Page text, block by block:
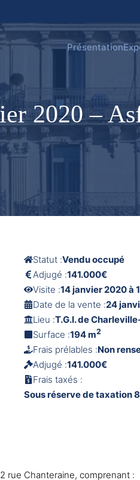
Présentation
2020 –
Statut :Vendu occupé
Adjugé :141.000€
Visite :14 janvier 2020 à
Date de la vente :24
Lieu :T.G.I. de
Surface :194 m2
Frais prélables :Non
Adjugé :141.000€
Frais taxés :
Sous réserve de taxation
rue Chanteraine, comprenant :